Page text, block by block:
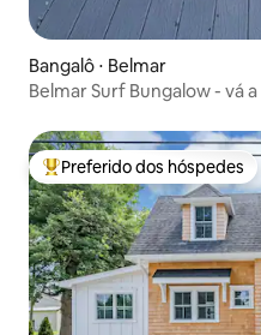
Bangalô ⋅ Belmar
Belmar Surf Bungalow - vá
Entre os melhores
Preferido dos hóspedes